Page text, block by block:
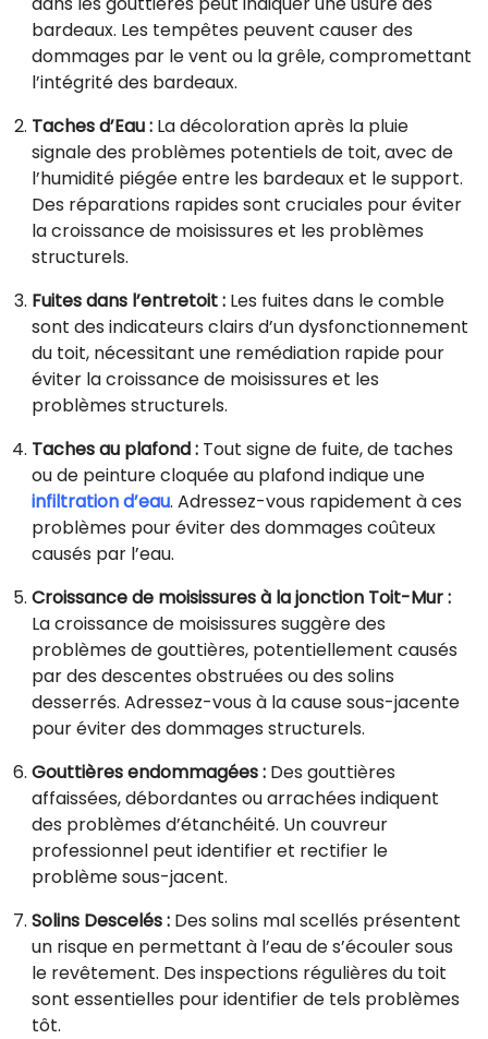
bardeaux. Les tempêtes peuvent causer des
dommages par le vent ou la grêle, compromettant
l’intégrité des bardeaux.
Taches d’Eau : La décoloration après la pluie
signale des problèmes potentiels de toit, avec de
l’humidité piégée entre les bardeaux et le support.
Des réparations rapides sont cruciales pour éviter
la croissance de moisissures et les problèmes
structurels.
Fuites dans l’entretoit : Les fuites dans le comble
sont des indicateurs clairs d’un dysfonctionnement
du toit, nécessitant une remédiation rapide pour
éviter la croissance de moisissures et les
problèmes structurels.
Taches au plafond : Tout signe de fuite, de taches
ou de peinture cloquée au plafond indique une
infiltration d’eau. Adressez-vous rapidement à ces
problèmes pour éviter des dommages coûteux
causés par l’eau.
Croissance de moisissures à la jonction Toit-Mur :
La croissance de moisissures suggère des
problèmes de gouttières, potentiellement causés
par des descentes obstruées ou des solins
desserrés. Adressez-vous à la cause sous-jacente
pour éviter des dommages structurels.
Gouttières endommagées : Des gouttières
affaissées, débordantes ou arrachées indiquent
des problèmes d’étanchéité. Un couvreur
professionnel peut identifier et rectifier le
problème sous-jacent.
Solins Descelés : Des solins mal scellés présentent
un risque en permettant à l’eau de s’écouler sous
le revêtement. Des inspections régulières du toit
sont essentielles pour identifier de tels problèmes
tôt.